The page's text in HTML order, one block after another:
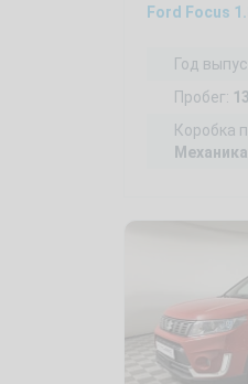
Ford Focus
Год
Пробег:
Коробка
Механика